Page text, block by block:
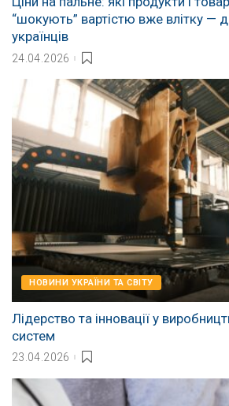
“шокують” вартістю вже влітку —
українців
24.04.2026
НОВИНИ УКРАЇНИ ТА СВІТУ
Лідерство та інновації у
систем
23.04.2026